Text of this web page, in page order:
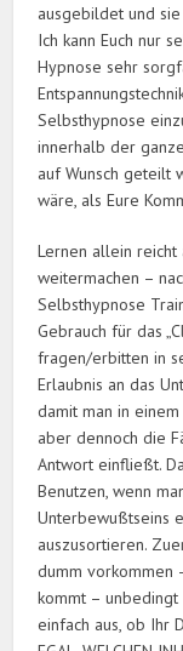
ausgebildet und
Ich kann Euch nur
Hypnose sehr
Selbsthypnose
innerhalb der
auf Wunsch geteilt
wäre, als Eure
Lernen allein
weitermachen –
Selbsthypnose
Gebrauch für das
fragen/erbitten in
Erlaubnis an das
damit man in
aber dennoch die
Antwort einfließt.
Benutzen, wenn
Unterbewußtseins
auszusortieren.
dumm vorkommen
kommt –
einfach aus, ob Ihr